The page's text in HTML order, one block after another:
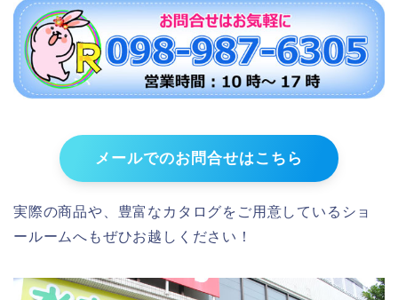
メールでのお問合せはこちら
実際の商品や、豊富なカタログをご用意しているショ
ールームへもぜひお越しください！